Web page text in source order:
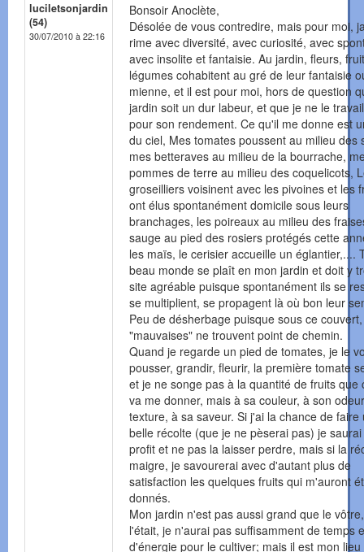
luciletsonjardin
(54)
30/07/2010 à 22:16
Bonsoir Anoclète,
Désolée de vous contredire, mais pour moi,
rime avec diversité, avec curiosité, avec
avec insolite et fantaisie. Au jardin, fleurs,
légumes cohabitent au gré de leur fantaisie
mienne, et il est pour moi, hors de question
jardin soit un dur labeur, et que je ne le
pour son rendement. Ce qu'il me donne est
du ciel, Mes tomates poussent au milieu des
mes betteraves au milieu de la bourrache,
pommes de terre au milieu des coquelicots,
groseilliers voisinent avec les pivoines et les
ont élus spontanément domicile sous leurs
branchages, les poireaux au milieu des
sauge au pied des rosiers protégés cette
les maïs, le cerisier accueille un églantier,....
beau monde se plaît en mon jardin et doit y
site agréable puisque spontanément ils se
se multiplient, se propagent là où bon leur
Peu de désherbage puisque sous ce
"mauvaises" ne trouvent point de chemin.
Quand je regarde un pied de tomates, je le
pousser, grandir, fleurir, la première tomate
et je ne songe pas à la quantité de fruits que
va me donner, mais à sa couleur, à son
texture, à sa saveur. Si j'ai la chance de faire
belle récolte (que je ne pèserai pas) je
profit et ne pas la laisser perdre, mais si la
maigre, je savourerai avec d'autant plus de
satisfaction les quelques fruits qui m'auront
donnés.
Mon jardin n'est pas aussi grand que le
l'était, je n'aurai pas suffisamment de temps
d'énergie pour le cultiver; mais il est mon lieu